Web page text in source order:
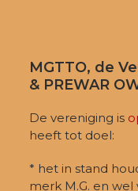
MGTTO, de
& PREWAR
De vereniging is
heeft tot doel:
* het in stand
merk M.G. en